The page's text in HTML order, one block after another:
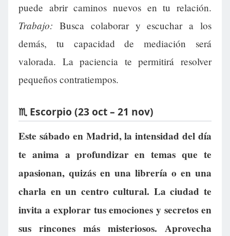
puede abrir caminos nuevos en tu relación.
Trabajo: Busca colaborar y escuchar a los
demás, tu capacidad de mediación será
valorada. La paciencia te permitirá resolver
pequeños contratiempos.
♏ Escorpio (23 oct – 21 nov)
Este sábado en Madrid, la intensidad del día
te anima a profundizar en temas que te
apasionan, quizás en una librería o en una
charla en un centro cultural. La ciudad te
invita a explorar tus emociones y secretos en
sus rincones más misteriosos. Aprovecha